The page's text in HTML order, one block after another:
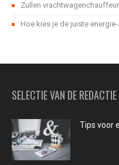
Zullen
Hoe kies je de juiste
SELECTIE VAN DE REDACTIE
Tips voor